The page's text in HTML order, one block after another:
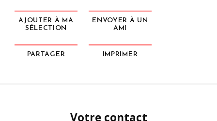
AJOUTER À MA
SÉLECTION
ENVOYER À UN
AMI
PARTAGER IMPRIMER
Votre contact